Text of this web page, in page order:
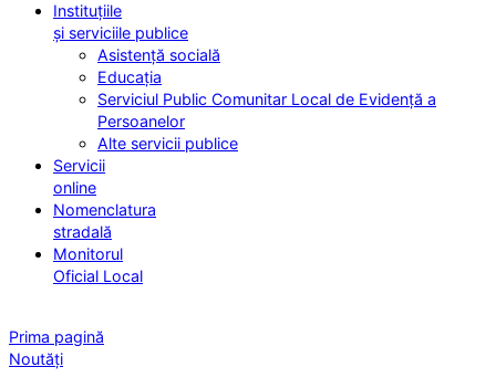
Instituțiile
și serviciile publice
Asistență socială
Educația
Serviciul Public Comunitar Local de Evidență a
Persoanelor
Alte servicii publice
Servicii
online
Nomenclatura
stradală
Monitorul
Oficial Local
Prima pagină
Noutăți